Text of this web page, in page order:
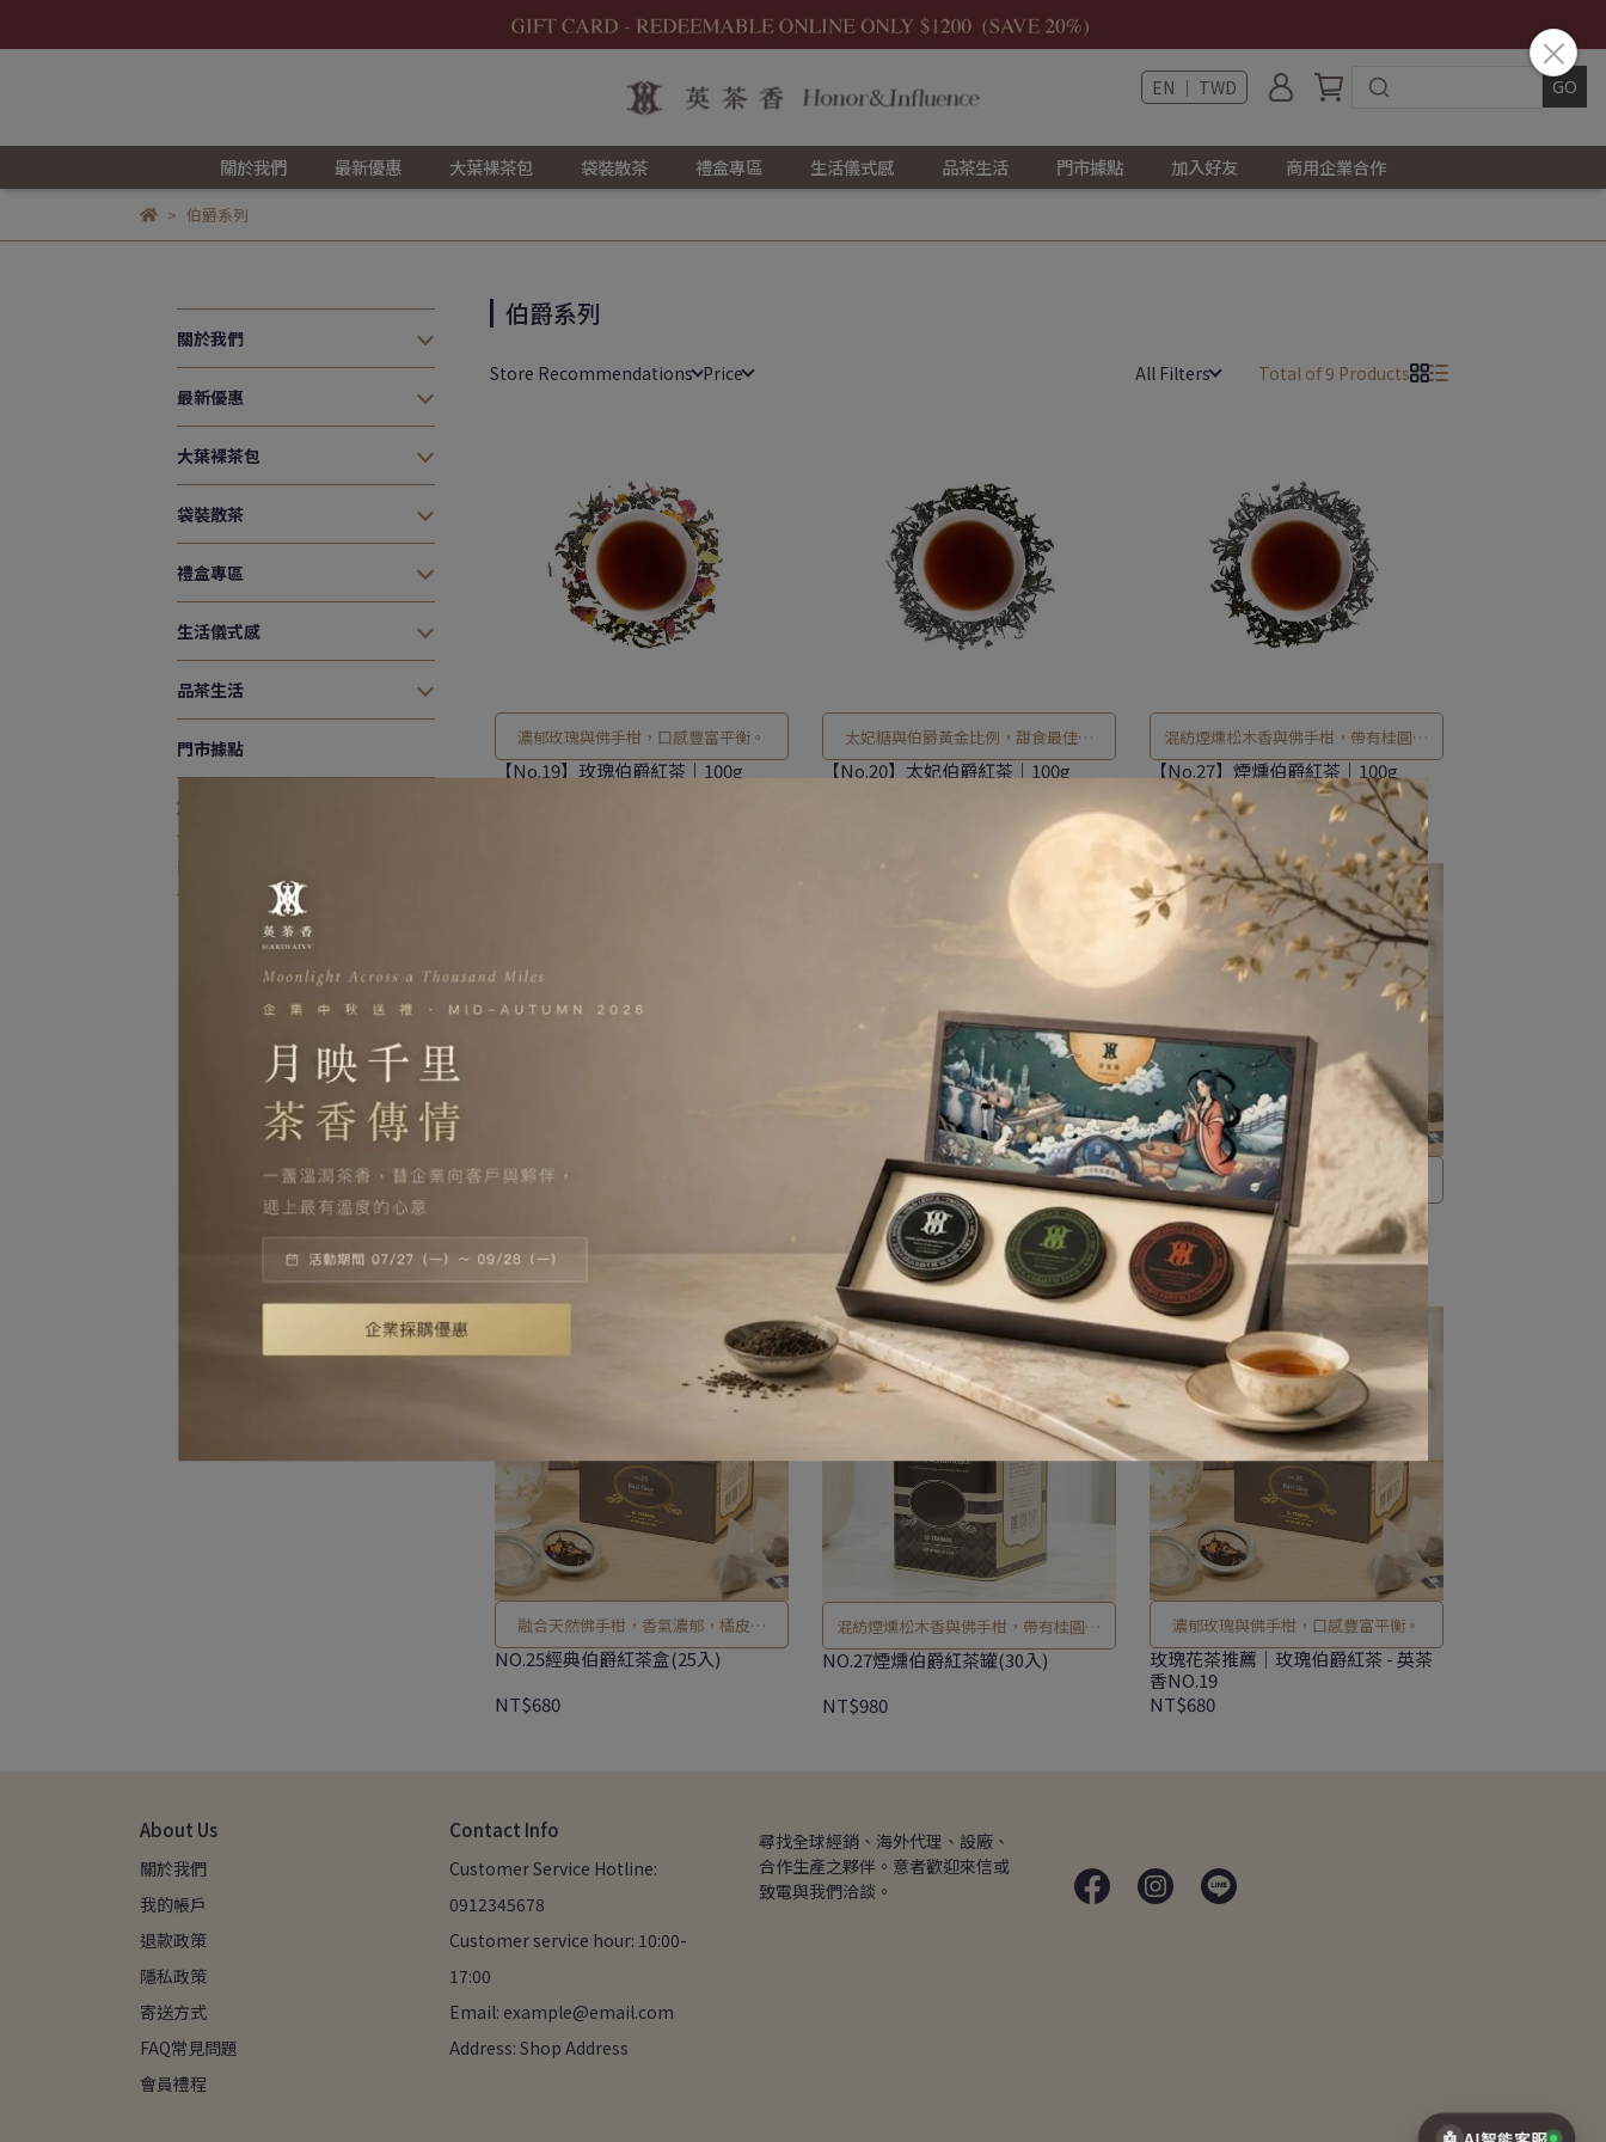
EN ｜ TWD
關於我們 最新優惠 大葉裸茶包 袋裝散茶 禮盒專區 生活儀式感 品茶生活 門市據點 加入好友 商用企業合作
伯爵系列
關於我們
最新優惠
大葉裸茶包
袋裝散茶
禮盒專區
生活儀式感
品茶生活
門市據點
加入好友
商用企業合作
伯爵系列
Store Recommendations Price All Filters Total of 9 Products
濃郁玫瑰與佛手柑，口感豐富平衡。
【No.19】玫瑰伯爵紅茶｜100g
太妃糖與伯爵黃金比例，甜食最佳伴
侶！
【No.20】太妃伯爵紅茶｜100g
混紡煙燻松木香與佛手柑，帶有桂圓烏
梅清甜香，加入鮮奶別具風味。
【No.27】煙燻伯爵紅茶｜100g
NT$880
清新佛手柑與柔和薰衣草交融，舒壓放
NT$680
蜜桃與佛手柑，甜美清新滋味。
NO.11蜜桃伯爵紅茶盒(25入)
NT$680
太妃糖與伯爵黃金比例，甜食最佳伴
侶！
NO.20太妃伯爵紅茶盒(25入)
NT$680
融合天然佛手柑，香氣濃郁，橘皮芬
芳。
NO.25經典伯爵紅茶盒(25入)
NT$680
混紡煙燻松木香與佛手柑，帶有桂圓烏
梅清甜香，加入鮮奶別具風味。
NO.27煙燻伯爵紅茶罐(30入)
NT$980
濃郁玫瑰與佛手柑，口感豐富平衡。
玫瑰花茶推薦｜玫瑰伯爵紅茶 - 英茶
香NO.19
NT$680
About Us
關於我們
我的帳戶
退款政策
隱私政策
寄送方式
FAQ常見問題
會員禮程
Contact Info
Customer Service Hotline:
0912345678
Customer service hour: 10:00-
17:00
Email: example@email.com
Address: Shop Address
尋找全球經銷、海外代理、設廠、
合作生產之夥伴。意者歡迎來信或
致電與我們洽談。